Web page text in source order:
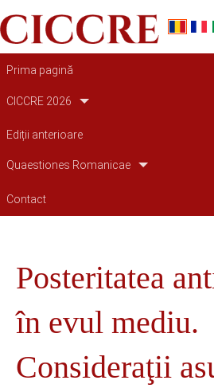
Main navigation
Prima pagină
CICCRE 2026
Ediții anterioare
Quaestiones Romanicae
Contact
Posteritatea
în evul mediu.
Consideraţii